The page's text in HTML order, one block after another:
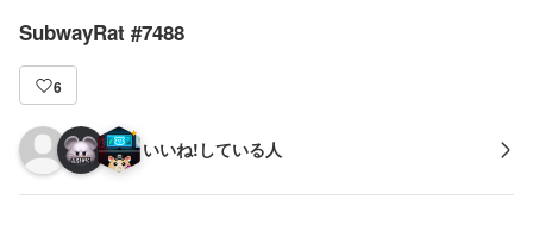
SubwayRat #7488
6
いいね!している人